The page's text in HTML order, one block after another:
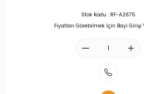
Stok Kodu : RF-A2675
Fiyatları Görebilmek İçin Bayi Girişi